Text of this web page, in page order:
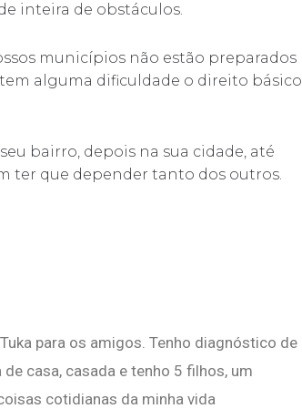
inteira de obstáculos.
municípios não estão preparados
alguma dificuldade o direito básico
bairro, depois na sua cidade, até
ter que depender tanto dos outros.
para os amigos. Tenho diagnóstico de
casa, casada e tenho 5 filhos, um
cotidianas da minha vida